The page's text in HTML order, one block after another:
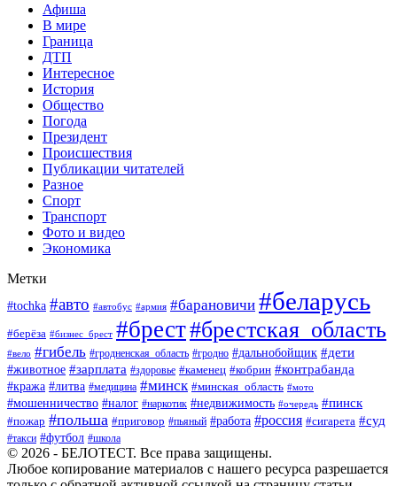
Афиша
В мире
Граница
ДТП
Интересное
История
Общество
Погода
Президент
Происшествия
Публикации читателей
Разное
Спорт
Транспорт
Фото и видео
Экономика
Метки
#tochka #авто #автобус #армия #барановичи #беларусь
#берёза #бизнес_брест #брест#брестская_область
#вело #гибель #гродненская_область #гродно #дальнобойщик #дети
#животное #зарплата #здоровье #каменец #кобрин #контрабанда
#кража #литва #медицина #минск #минская_область #мото
#мошенничество #налог #наркотик #недвижимость #очередь #пинск
#пожар #польша #приговор #пьяный #работа #россия #сигарета #суд
#такси #футбол #школа
© 2026 - БЕЛОТЕСТ. Все права защищены.
Любое копирование материалов с нашего ресурса разрешается